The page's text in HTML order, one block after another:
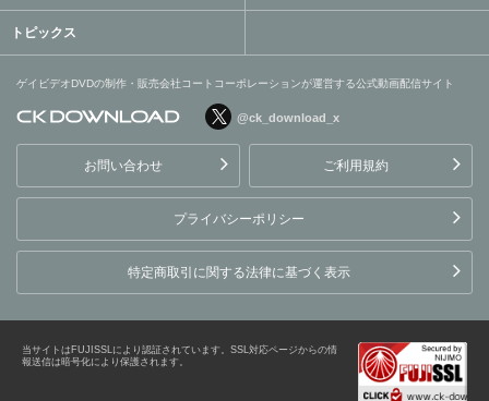
トピックス
ゲイビデオDVDの制作・販売会社コートコーポレーションが運営する公式動画配信サイト
ョンが運営する公式動画配
信サイト
@ck_download_x
お問い合わせ ご利用規約
プライバシーポリシー
特定商取引に関する法律に基づく表示
当サイトはFUJISSLにより認証されています。SSL対応ページからの情
報送信は暗号化により保護されます。